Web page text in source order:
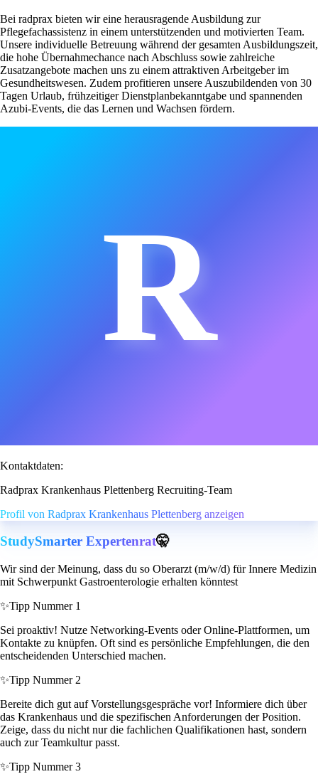
Bei radprax bieten wir eine herausragende Ausbildung zur
Pflegefachassistenz in einem unterstützenden und motivierten Team.
Unsere individuelle Betreuung während der gesamten Ausbildungszeit,
die hohe Übernahmechance nach Abschluss sowie zahlreiche
Zusatzangebote machen uns zu einem attraktiven Arbeitgeber im
Gesundheitswesen. Zudem profitieren unsere Auszubildenden von 30
Tagen Urlaub, frühzeitiger Dienstplanbekanntgabe und spannenden
Azubi-Events, die das Lernen und Wachsen fördern.
R
Kontaktdaten:
Radprax Krankenhaus Plettenberg Recruiting-Team
Profil von Radprax Krankenhaus Plettenberg anzeigen
StudySmarter Expertenrat🤫
Wir sind der Meinung, dass du so Oberarzt (m/w/d) für Innere Medizin
mit Schwerpunkt Gastroenterologie erhalten könntest
✨Tipp Nummer 1
Sei proaktiv! Nutze Networking-Events oder Online-Plattformen, um
Kontakte zu knüpfen. Oft sind es persönliche Empfehlungen, die den
entscheidenden Unterschied machen.
✨Tipp Nummer 2
Bereite dich gut auf Vorstellungsgespräche vor! Informiere dich über
das Krankenhaus und die spezifischen Anforderungen der Position.
Zeige, dass du nicht nur die fachlichen Qualifikationen hast, sondern
auch zur Teamkultur passt.
✨Tipp Nummer 3